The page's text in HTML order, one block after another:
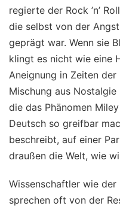
regierte der Rock ’n’
die selbst von der
geprägt war. Wenn sie
klingt es nicht wie eine
Aneignung in Zeiten
Mischung aus
die das Phänomen
Deutsch so greifbar
beschreibt, auf einer
draußen die Welt, wie
Wissenschaftler wie
sprechen oft von der